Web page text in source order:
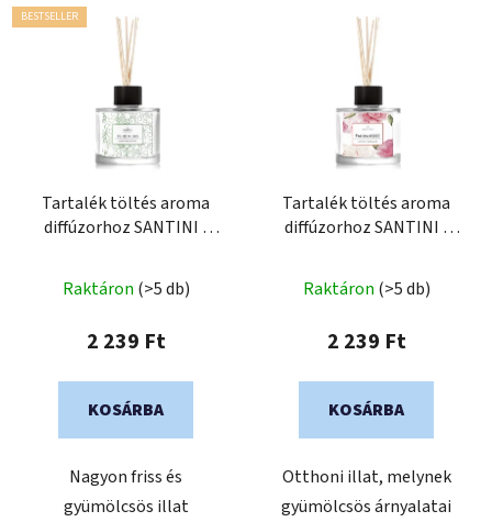
BESTSELLER
Tartalék töltés aroma
diffúzorhoz SANTINI -
Raktáron (>5 db)
2 239 Ft
KOSÁRBA
Nagyon friss és
gyümölcsös illat
Tartalék töltés aroma
diffúzorhoz SANTINI -
Raktáron (>5 db)
2 239 Ft
KOSÁRBA
Otthoni illat, melynek
gyümölcsös árnyalatai